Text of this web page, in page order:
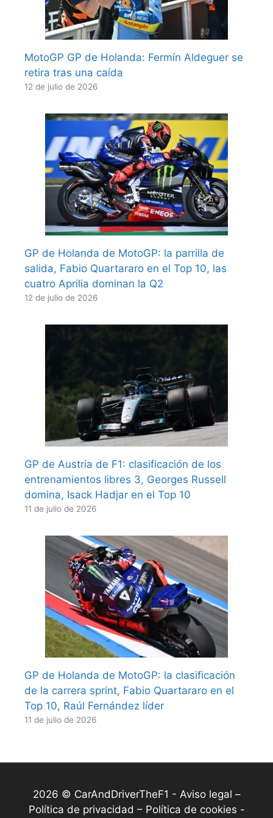
MotoGP GP de Holanda: Fermín Aldeguer se
retira tras una caída
12 de julio de 2026
GP de Holanda de MotoGP: la parrilla de
salida, Fabio Quartararo en el Top 10, las
cuatro Aprilia dominan la Q2
12 de julio de 2026
GP de Austria de F1: clasificación de los
entrenamientos libres 3, Georges Russell
domina, Isack Hadjar en el Top 10
11 de julio de 2026
GP de Holanda de MotoGP: la clasificación
de la carrera sprint, Fabio Quartararo en el
Top 10, Raúl Fernández líder
11 de julio de 2026
2026 © CarAndDriverTheF1 - Aviso legal –
Política de privacidad – Política de cookies -